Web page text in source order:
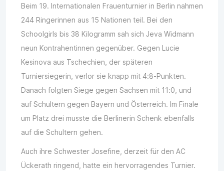
Beim 19. Internationalen Frauenturnier in Berlin nahmen
244 Ringerinnen aus 15 Nationen teil. Bei den
Schoolgirls bis 38 Kilogramm sah sich Jeva Widmann
neun Kontrahentinnen gegenüber. Gegen Lucie
Kesinova aus Tschechien, der späteren
Turniersiegerin, verlor sie knapp mit 4:8-Punkten.
Danach folgten Siege gegen Sachsen mit 11:0, und
auf Schultern gegen Bayern und Österreich. Im Finale
um Platz drei musste die Berlinerin Schenk ebenfalls
auf die Schultern gehen.
Auch ihre Schwester Josefine, derzeit für den AC
Ückerath ringend, hatte ein hervorragendes Turnier.